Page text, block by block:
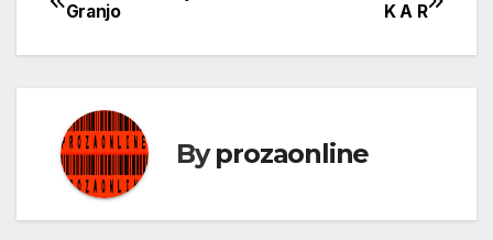
чланка
K A R
Granjo
Byprozaonline